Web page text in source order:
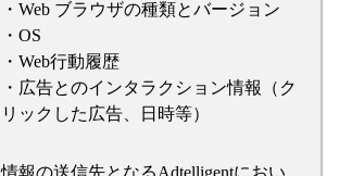
・Web ブラウザの種類とバージョン
・OS
・Web行動履歴
・広告とのインタラクション情報（ク
リックした広告、日時等）
情報の送信先となるAdtelligentにおい